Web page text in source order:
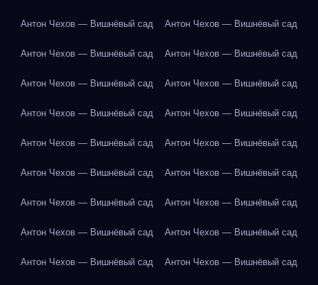
Антон Чехов — Вишнёвый сад Антон Чехов — Вишнёвый сад
Антон Чехов — Вишнёвый сад Антон Чехов — Вишнёвый сад
Антон Чехов — Вишнёвый сад Антон Чехов — Вишнёвый сад
Антон Чехов — Вишнёвый сад Антон Чехов — Вишнёвый сад
Антон Чехов — Вишнёвый сад Антон Чехов — Вишнёвый сад
Антон Чехов — Вишнёвый сад Антон Чехов — Вишнёвый сад
Антон Чехов — Вишнёвый сад Антон Чехов — Вишнёвый сад
Антон Чехов — Вишнёвый сад Антон Чехов — Вишнёвый сад
Антон Чехов — Вишнёвый сад Антон Чехов — Вишнёвый сад